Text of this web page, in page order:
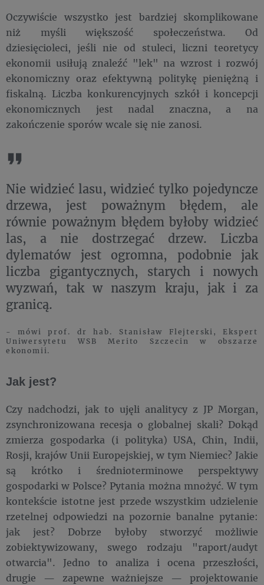
Oczywiście wszystko jest bardziej skomplikowane
niż myśli większość społeczeństwa. Od
dziesięcioleci, jeśli nie od stuleci, liczni teoretycy
ekonomii usiłują znaleźć "lek" na wzrost i rozwój
ekonomiczny oraz efektywną politykę pieniężną i
fiskalną. Liczba konkurencyjnych szkół i koncepcji
ekonomicznych jest nadal znaczna, a na
zakończenie sporów wcale się nie zanosi.
Nie widzieć lasu, widzieć tylko pojedyncze
drzewa, jest poważnym błędem, ale
równie poważnym błędem byłoby widzieć
las, a nie dostrzegać drzew. Liczba
dylematów jest ogromna, podobnie jak
liczba gigantycznych, starych i nowych
wyzwań, tak w naszym kraju, jak i za
granicą.
- mówi prof. dr hab. Stanisław Flejterski, Ekspert
Uniwersytetu WSB Merito Szczecin w obszarze
ekonomii.
Jak jest?
Czy nadchodzi, jak to ujęli analitycy z JP Morgan,
zsynchronizowana recesja o globalnej skali? Dokąd
zmierza gospodarka (i polityka) USA, Chin, Indii,
Rosji, krajów Unii Europejskiej, w tym Niemiec? Jakie
są krótko i średnioterminowe perspektywy
gospodarki w Polsce? Pytania można mnożyć. W tym
kontekście istotne jest przede wszystkim udzielenie
rzetelnej odpowiedzi na pozornie banalne pytanie:
jak jest? Dobrze byłoby stworzyć możliwie
zobiektywizowany, swego rodzaju "raport/audyt
otwarcia". Jedno to analiza i ocena przeszłości,
drugie — zapewne ważniejsze — projektowanie